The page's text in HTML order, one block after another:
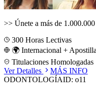
>> Únete a más de
300 Horas Lectivas
🌍 Internacional + Apostilla
Titulaciones Homologadas
Ver Detalles
MÁS INFO
ODONTOLOGÍAID: o11